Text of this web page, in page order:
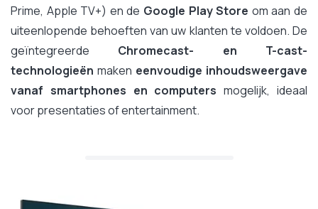
Prime, Apple TV+) en de Google Play Store om aan de
uiteenlopende behoeften van uw klanten te voldoen. De
geïntegreerde Chromecast- en T-cast-
technologieën maken eenvoudige inhoudsweergave
vanaf smartphones en computers mogelijk, ideaal
voor presentaties of entertainment.